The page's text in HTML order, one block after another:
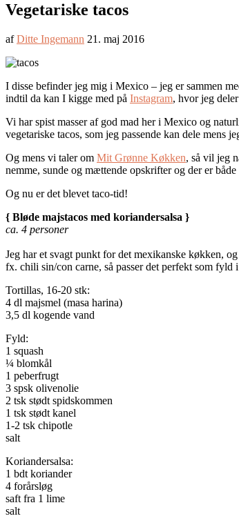
Vegetariske tacos
afDitte Ingemann 21. maj 2016
I disse befinder jeg mig i Mexico – jeg er sammen
indtil da kan I kigge med på Instagram, hvor jeg
Vi har spist masser af god mad her i Mexico og
vegetariske tacos, som jeg passende kan dele mens
Og mens vi taler om Mit Grønne Køkken, så vil jeg
nemme, sunde og mættende opskrifter og der er
Og nu er det blevet taco-tid!
{ Bløde majstacos med koriandersalsa }
ca. 4 personer
Jeg har et svagt punkt for det mexikanske køkken,
fx. chili sin/con carne, så passer det perfekt som
Tortillas, 16-20 stk:
4 dl majsmel (masa harina)
3,5 dl kogende vand
Fyld:
1 squash
¼ blomkål
1 peberfrugt
3 spsk olivenolie
2 tsk stødt spidskommen
1 tsk stødt kanel
1-2 tsk chipotle
salt
Koriandersalsa:
1 bdt koriander
4 forårsløg
saft fra 1 lime
salt